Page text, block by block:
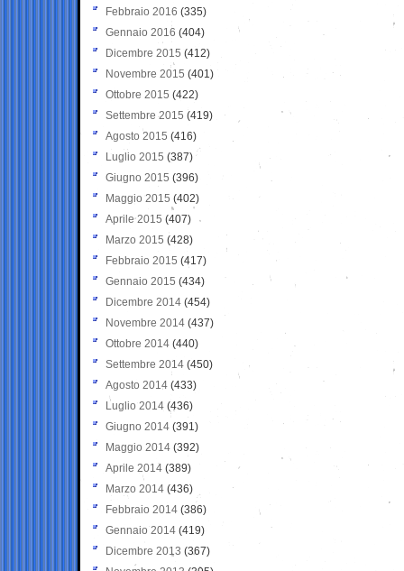
Febbraio 2016 (335)
Gennaio 2016 (404)
Dicembre 2015 (412)
Novembre 2015 (401)
Ottobre 2015 (422)
Settembre 2015 (419)
Agosto 2015 (416)
Luglio 2015 (387)
Giugno 2015 (396)
Maggio 2015 (402)
Aprile 2015 (407)
Marzo 2015 (428)
Febbraio 2015 (417)
Gennaio 2015 (434)
Dicembre 2014 (454)
Novembre 2014 (437)
Ottobre 2014 (440)
Settembre 2014 (450)
Agosto 2014 (433)
Luglio 2014 (436)
Giugno 2014 (391)
Maggio 2014 (392)
Aprile 2014 (389)
Marzo 2014 (436)
Febbraio 2014 (386)
Gennaio 2014 (419)
Dicembre 2013 (367)